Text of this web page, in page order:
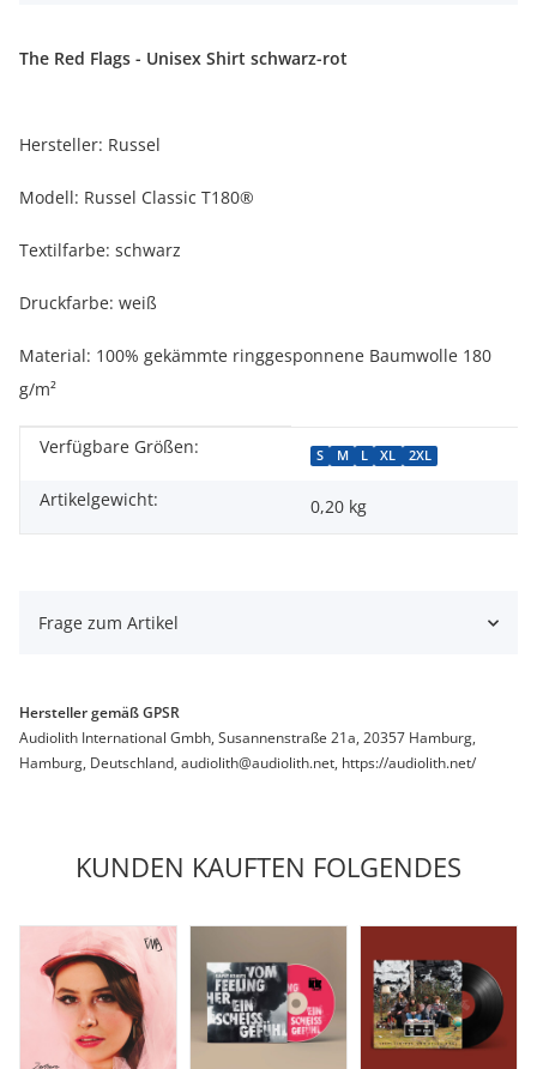
The Red Flags - Unisex Shirt schwarz-rot
Hersteller: Russel
Modell: Russel Classic T180®
Textilfarbe: schwarz
Druckfarbe: weiß
Material: 100% gekämmte ringgesponnene Baumwolle 180
g/m²
Produkteigenschaft
Wert
Verfügbare Größen: S M L XL 2XL
Artikelgewicht: 0,20 kg
Frage zum Artikel
Hersteller gemäß GPSR
Audiolith International Gmbh, Susannenstraße 21a, 20357 Hamburg,
Hamburg, Deutschland, audiolith@audiolith.net, https://audiolith.net/
KUNDEN KAUFTEN FOLGENDES